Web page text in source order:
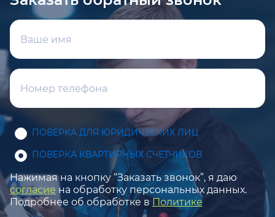
ПОВЕРКА ДЛЯ ЮРИДИЧЕСКИХ ЛИЦ
ПОВЕРКА КВАРТИРНЫХ СЧЕТЧИКОВ
Нажимая на кнопку “Заказать звонок”, я даю
согласие на обработку персональных данных.
Подробнее об обработке в Политике